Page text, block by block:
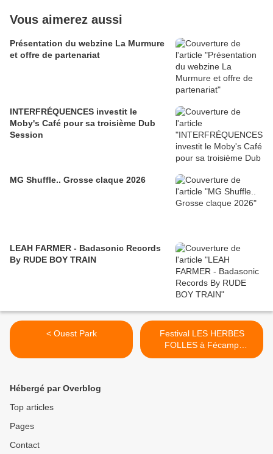
Vous aimerez aussi
Présentation du webzine La Murmure
et offre de partenariat
INTERFRÉQUENCES investit le
Moby's Café pour sa troisième Dub
Session
MG Shuffle.. Grosse claque 2026
LEAH FARMER - Badasonic Records
By RUDE BOY TRAIN
< Ouest Park
Festival LES HERBES
FOLLES à Fécamp
commence... >
Hébergé par Overblog
Top articles
Pages
Contact